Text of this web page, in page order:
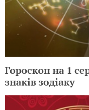
Гороскоп на 1
знаків зодіаку